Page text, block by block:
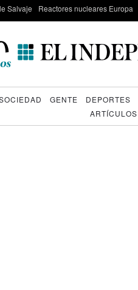
Salvaje Reactores nucleares Europa
GENTE DEPORTES
ARTÍCULOS